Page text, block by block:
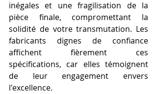
inégales et une fragilisation de la
pièce finale, compromettant la
solidité de votre transmutation. Les
fabricants dignes de confiance
affichent fièrement ces
spécifications, car elles témoignent
de leur engagement envers
l'excellence.